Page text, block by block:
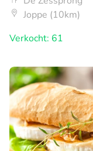
Joppe (10km)
Verkocht: 61